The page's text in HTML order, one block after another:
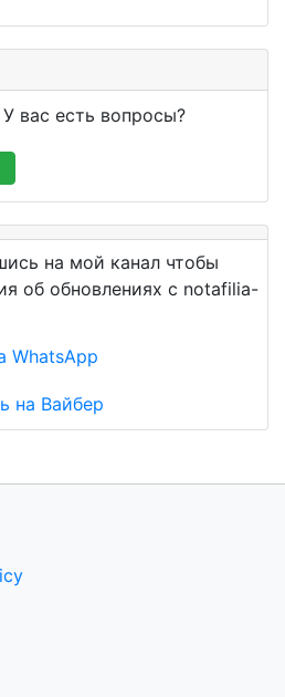
вас есть вопросы?
на мой канал чтобы
об обновлениях с notafilia-
WhatsApp
на Вайбер